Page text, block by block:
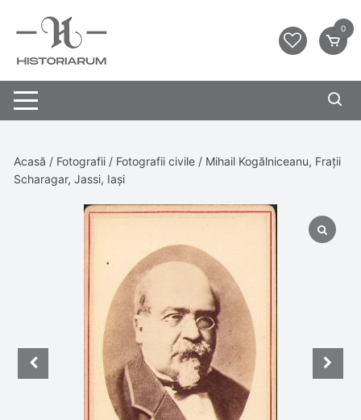
0
Acasă / Fotografii / Fotografii civile / Mihail Kogălniceanu, Frații
Scharagar, Jassi, Iași